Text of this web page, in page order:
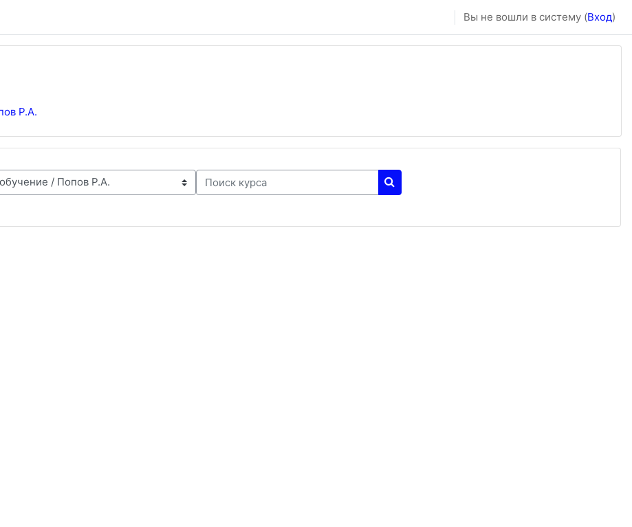
Вы не вошли в систему (Вход)
Р.А.
Поиск курса
Поиск курса